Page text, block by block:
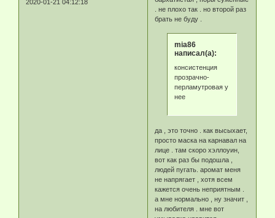
2020-01-21 04:12:18
. не плохо так . но второй раз
брать не буду .
mia86
написал(а):
консистенция
прозрачно-
перламутровая у
нее
да , это точно . как высыхает,
просто маска на карнавал на
лице . там скоро хэллоуин,
вот как раз бы подошла ,
людей пугать. аромат меня
не напрягает , хотя всем
кажется очень неприятным .
а мне нормально , ну значит ,
на любителя . мне вот